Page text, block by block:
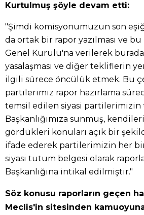
Kurtulmuş şöyle devam etti:
"Şimdi komisyonumuzun son
da ortak bir rapor yazılması ve
Genel Kurulu'na verilerek
yasalaşması ve diğer tekliflerin
ilgili sürece öncülük etmek. Bu
partilerimiz rapor hazırlama
temsil edilen siyasi partilerimizin
Başkanlığımıza sunmuş,
gördükleri konuları açık bir
ifade ederek partilerimizin her
siyasi tutum belgesi olarak
Başkanlığına intikal edilmiştir."
Söz konusu raporların geçen
Meclis'in sitesinden kamuoyuna